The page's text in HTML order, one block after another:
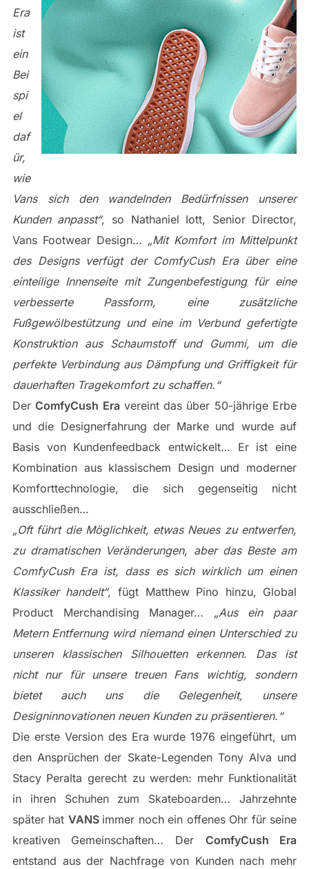
Era
ist
ein
Bei
spi
el
daf
ür,
wie
Vans sich den wandelnden Bedürfnissen unserer
Kunden anpasst“, so Nathaniel Iott, Senior Director,
Vans Footwear Design… „Mit Komfort im Mittelpunkt
des Designs verfügt der ComfyCush Era über eine
einteilige Innenseite mit Zungenbefestigung für eine
verbesserte Passform, eine zusätzliche
Fußgewölbestützung und eine im Verbund gefertigte
Konstruktion aus Schaumstoff und Gummi, um die
perfekte Verbindung aus Dämpfung und Griffigkeit für
dauerhaften Tragekomfort zu schaffen.“
DerComfyCush Era vereint das über 50-jährige Erbe
und die Designerfahrung der Marke und wurde auf
Basis von Kundenfeedback entwickelt… Er ist eine
Kombination aus klassischem Design und moderner
Komforttechnologie, die sich gegenseitig nicht
ausschließen…
„Oft führt die Möglichkeit, etwas Neues zu entwerfen,
zu dramatischen Veränderungen, aber das Beste am
ComfyCush Era ist, dass es sich wirklich um einen
Klassiker handelt“, fügt Matthew Pino hinzu, Global
Product Merchandising Manager… „Aus ein paar
Metern Entfernung wird niemand einen Unterschied zu
unseren klassischen Silhouetten erkennen. Das ist
nicht nur für unsere treuen Fans wichtig, sondern
bietet auch uns die Gelegenheit, unsere
Designinnovationen neuen Kunden zu präsentieren.“
Die erste Version des Era wurde 1976 eingeführt, um
den Ansprüchen der Skate-Legenden Tony Alva und
Stacy Peralta gerecht zu werden: mehr Funktionalität
in ihren Schuhen zum Skateboarden… Jahrzehnte
später hat VANS immer noch ein offenes Ohr für seine
kreativen Gemeinschaften… Der ComfyCush Era
entstand aus der Nachfrage von Kunden nach mehr